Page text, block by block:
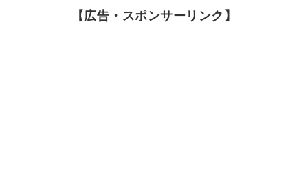
【広告・スポンサーリンク】